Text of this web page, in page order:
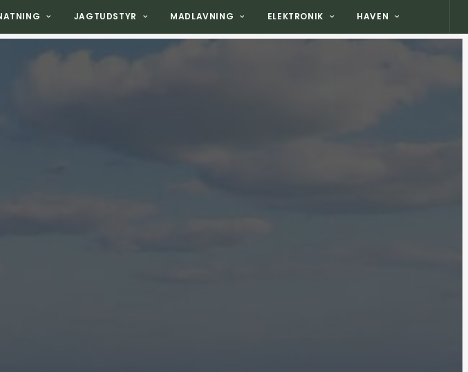
JAGTUDSTYR MADLAVNING ELEKTRONIK HAVEN